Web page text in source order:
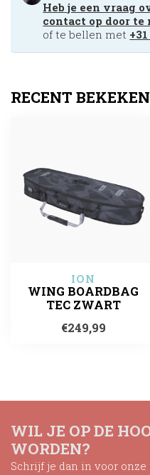
Heb je een vraag
contact op door te
of te bellen met
RECENT BEKEKEN
ION
WING BOARDBAG
TEC ZWART
€249,99
WIL JE OP DE
WORDEN?
Schrijf je dan in voor